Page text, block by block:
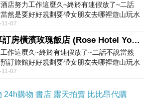
店努力工作這麼久~終於有連假放了~二話
然是要好好規劃要帶女朋友去哪裡遊山玩水
不快...
07
分享訂房橫濱玫瑰飯店 (Rose Hotel Yokohama)-洽公訂房
作這麼久~終於有連假放了~二話不說當然
訂旅館好好規劃要帶女朋友去哪裡遊山玩水
不快...
07
24h購物 書店 露天拍賣 比比昂代購